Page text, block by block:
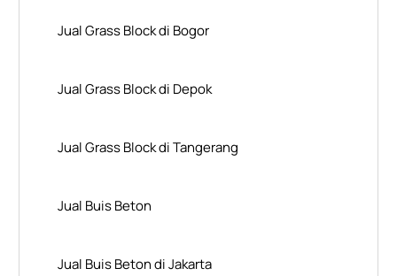
Jual Grass Block di Bogor
Jual Grass Block di Depok
Jual Grass Block di Tangerang
Jual Buis Beton
Jual Buis Beton di Jakarta